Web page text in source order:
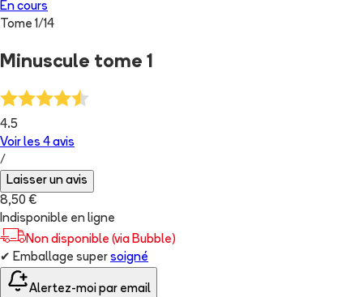
En cours
Tome 1/14
Minuscule tome 1
4.5
Voir les 4 avis
/
Laisser un avis
8,50 €
Indisponible en ligne
Non disponible (via Bubble)
✔ Emballage super soigné
Alertez-moi par email